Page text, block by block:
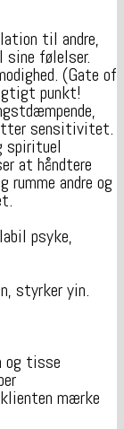
til andre,
følelser.
(Gate of
punkt!
sensitivitet.
spirituel
at håndtere
rumme andre og
psyke,
styrker yin.
og tisse
mærke